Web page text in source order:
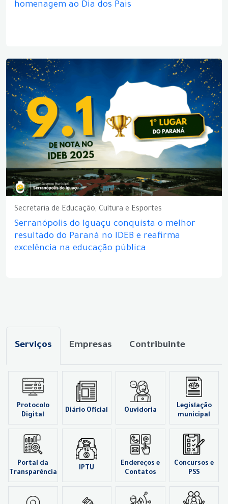
homenagem ao Dia dos Pais
Secretaria de Educação, Cultura e Esportes
Serranópolis do Iguaçu conquista o melhor
resultado do Paraná no IDEB e reafirma
excelência na educação pública
Serviços Empresas Contribuinte
Protocolo
Digital
Diário Oficial Ouvidoria
Legislação
municipal
Portal da
Transparência
IPTU
Endereços e
Contatos
Concursos e
PSS